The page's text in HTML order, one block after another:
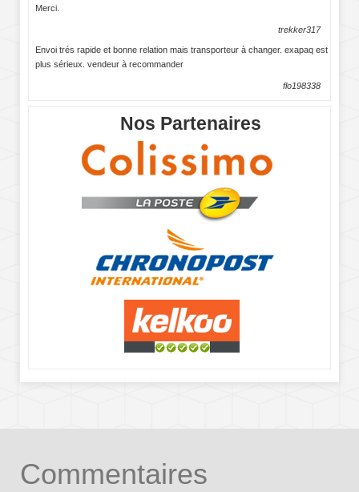
Merci.
trekker317
Envoi trés rapide et bonne relation mais transporteur à changer. exapaq est
plus sérieux. vendeur à recommander
flo198338
Nos Partenaires
Commentaires